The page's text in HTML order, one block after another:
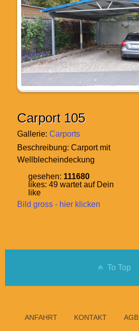
Carport 105
Gallerie: Carports
Beschreibung: Carport mit
Wellblecheindeckung
gesehen: 111680
likes: 49 wartet auf Dein
like
Bild gross - hier klicken
To Top
ANFAHRT KONTAKT AGB